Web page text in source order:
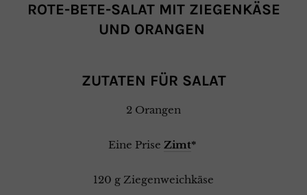
ROTE-BETE-SALAT MIT ZIEGENKÄSE
UND ORANGEN
ZUTATEN FÜR SALAT
2 Orangen
Eine Prise Zimt*
120 g Ziegenweichkäse